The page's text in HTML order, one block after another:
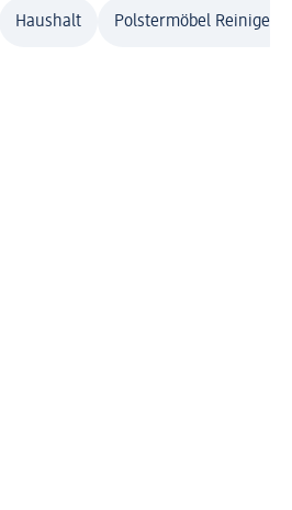
Haushalt Polstermöbel Reiniger